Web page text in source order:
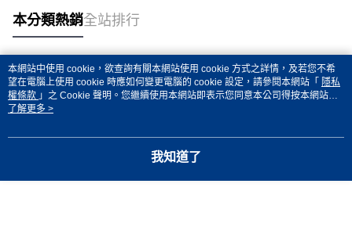
本分類熱銷全站排行
熱門標籤
本網站中使用 cookie，欲查詢有關本網站使用 cookie 方式之詳情，及若您不希
望在電腦上使用 cookie 時應如何變更電腦的 cookie 設定，請參閱本網站「 隱私
權條款 」之 Cookie 聲明。您繼續使用本網站即表示您同意本公司得按本網站使
用條款之 Cookie 聲明使用 cookie。
了解更多 >
我知道了